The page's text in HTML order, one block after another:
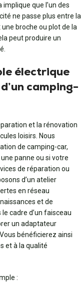
que l’un des
ne passe plus entre la
broche ou plot de la
peut produire un
électrique
camping-
et la rénovation
loisirs. Nous
de camping-car,
panne ou si votre
de réparation ou
d’un atelier
en réseau
et de
cadre d’un faisceau
un adaptateur
bénéficierez ainsi
et à la qualité
: